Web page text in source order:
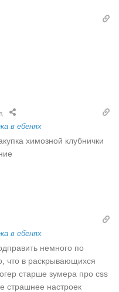
в ебенях
химозной клубнички
в ебенях
немного по
что в раскрывающихся
старше зумера про css
страшнее настроек